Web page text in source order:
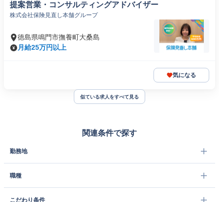
提案営業・コンサルティングアドバイザー
株式会社保険見直し本舗グループ
徳島県鳴門市撫養町大桑島
月給25万円以上
気になる
似ている求人をすべて見る
関連条件で探す
勤務地
職種
こだわり条件